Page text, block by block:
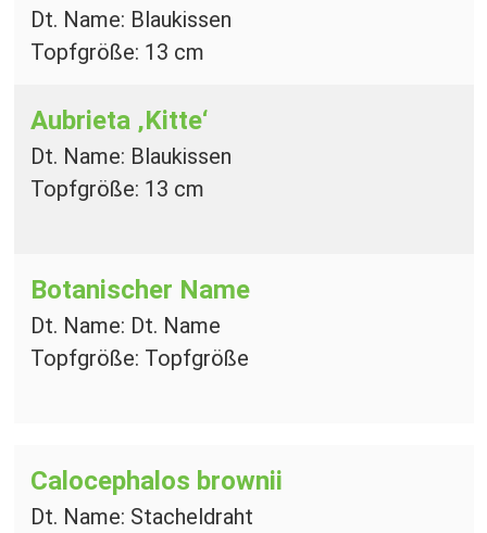
Dt. Name: Blaukissen
Topfgröße: 13 cm
Aubrieta ‚Kitte‘
Dt. Name: Blaukissen
Topfgröße: 13 cm
Botanischer Name
Dt. Name: Dt. Name
Topfgröße: Topfgröße
Calocephalos brownii
Dt. Name: Stacheldraht